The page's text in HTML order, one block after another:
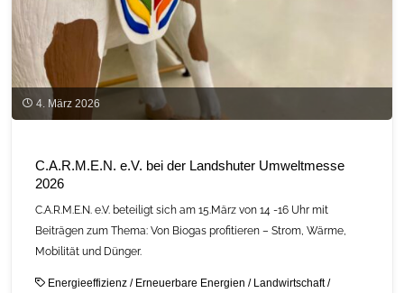
elektrische
Landmaschinen"
4. März 2026
C.A.R.M.E.N. e.V. bei der Landshuter Umweltmesse
2026
C.A.R.M.E.N. e.V. beteiligt sich am 15.März von 14 -16 Uhr mit
Beiträgen zum Thema: Von Biogas profitieren – Strom, Wärme,
Mobilität und Dünger.
Energieeffizienz / Erneuerbare Energien / Landwirtschaft/